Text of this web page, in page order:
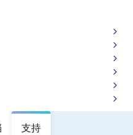
(Single-
支持